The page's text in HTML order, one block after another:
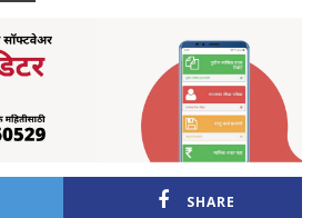
SHARE